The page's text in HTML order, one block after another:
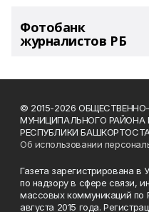
Фотобанк
журналистов РБ
© 2015-2026
МУНИЦИПАЛЬНОГО РАЙОНА
РЕСПУБЛИКИ
Об использовании
Газета зарегистрирована
по надзору в сфере связи,
массовых коммуникаций по
августа 2015 года.